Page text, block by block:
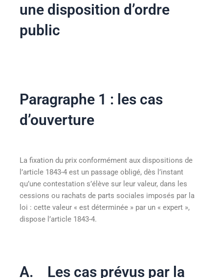
une disposition d’ordre
public
Paragraphe 1 : les cas
d’ouverture
La fixation du prix conformément aux dispositions de
l’article 1843-4 est un passage obligé, dès l’instant
qu’une contestation s’élève sur leur valeur, dans les
cessions ou rachats de parts sociales imposés par la
loi : cette valeur « est déterminée » par un « expert »,
dispose l’article 1843-4.
A. Les cas prévus par la